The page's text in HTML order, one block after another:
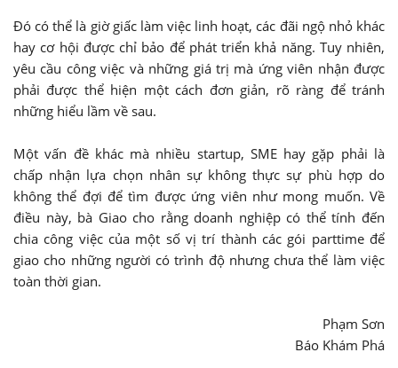
Đó có thể là giờ giấc làm việc linh hoạt, các đãi ngộ nhỏ khác
hay cơ hội được chỉ bảo để phát triển khả năng. Tuy nhiên,
yêu cầu công việc và những giá trị mà ứng viên nhận được
phải được thể hiện một cách đơn giản, rõ ràng để tránh
những hiểu lầm về sau.
Một vấn đề khác mà nhiều startup, SME hay gặp phải là
chấp nhận lựa chọn nhân sự không thực sự phù hợp do
không thể đợi để tìm được ứng viên như mong muốn. Về
điều này, bà Giao cho rằng doanh nghiệp có thể tính đến
chia công việc của một số vị trí thành các gói parttime để
giao cho những người có trình độ nhưng chưa thể làm việc
toàn thời gian.
Phạm Sơn
Báo Khám Phá